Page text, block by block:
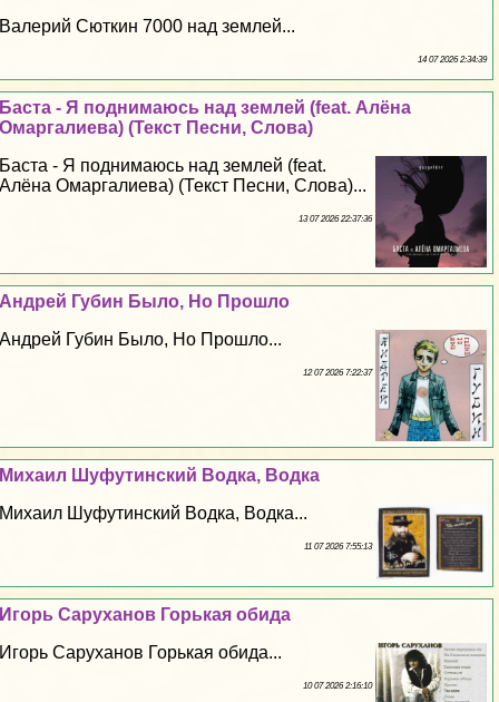
Валерий Сюткин 7000 над землей...
14 07 2026 2:34:39
Баста - Я поднимаюсь над землей (feat. Алёна
Омаргалиева) (Текст Песни, Слова)
Баста - Я поднимаюсь над землей (feat.
Алёна Омаргалиева) (Текст Песни, Слова)...
13 07 2026 22:37:36
Андрей Губин Было, Но Прошло
Андрей Губин Было, Но Прошло...
12 07 2026 7:22:37
Михаил Шуфутинский Водка, Водка
Михаил Шуфутинский Водка, Водка...
11 07 2026 7:55:13
Игорь Саруханов Горькая обида
Игорь Саруханов Горькая обида...
10 07 2026 2:16:10